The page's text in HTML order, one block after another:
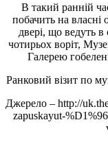
В такий ранній
побачить на власні
двері, що ведуть
чотирьох воріт,
Галерею
Ранковий візит по
Джерело – http://
zapuskayut-